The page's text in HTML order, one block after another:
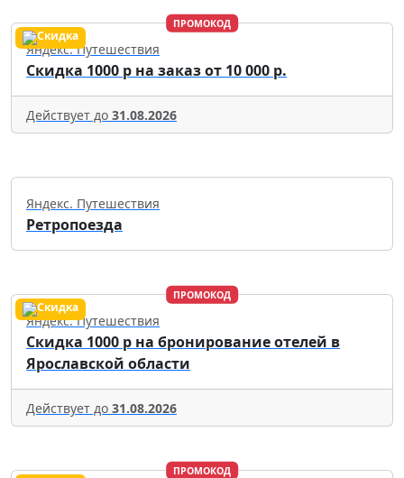
ПРОМОКОД
Яндекс. Путешествия
Скидка 1000 р на заказ от 10 000 р.
Действует до 31.08.2026
Яндекс. Путешествия
Ретропоезда
ПРОМОКОД
Яндекс. Путешествия
Скидка 1000 р на бронирование отелей в
Ярославской области
Действует до 31.08.2026
ПРОМОКОД